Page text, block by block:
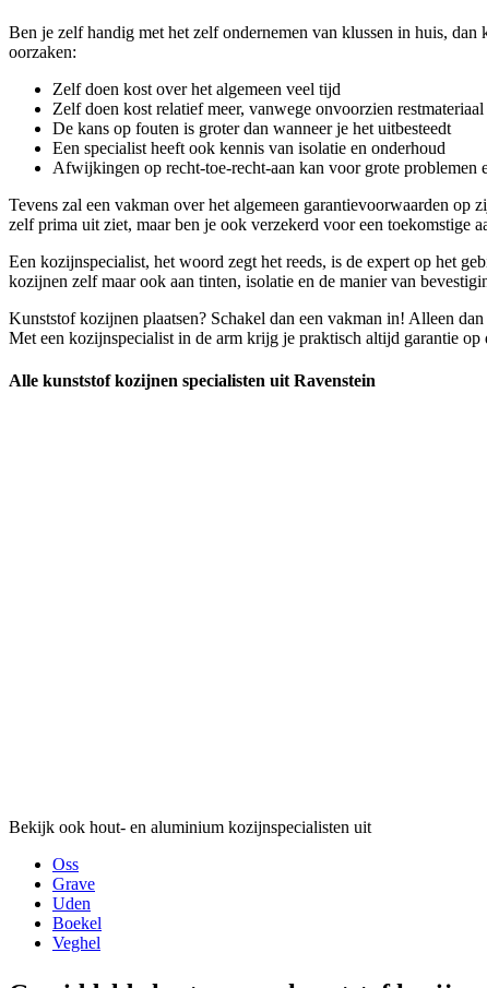
Ben je zelf handig met het zelf ondernemen van klussen in huis,
oorzaken:
Zelf doen kost over het algemeen veel tijd
Zelf doen kost relatief meer, vanwege onvoorzien
De kans op fouten is groter dan wanneer je het uitbesteedt
Een specialist heeft ook kennis van isolatie en onderhoud
Afwijkingen op recht-toe-recht-aan kan voor grote problemen
Tevens zal een vakman over het algemeen garantievoorwaarden
zelf prima uit ziet, maar ben je ook verzekerd voor een toekomstige
Een kozijnspecialist, het woord zegt het reeds, is de expert op het
kozijnen zelf maar ook aan tinten, isolatie en de manier van
Kunststof kozijnen plaatsen? Schakel dan een vakman in! Alleen
Met een kozijnspecialist in de arm krijg je praktisch altijd garantie
Alle kunststof kozijnen specialisten uit Ravenstein
Bekijk ook hout- en aluminium kozijnspecialisten uit
Oss
Grave
Uden
Boekel
Veghel